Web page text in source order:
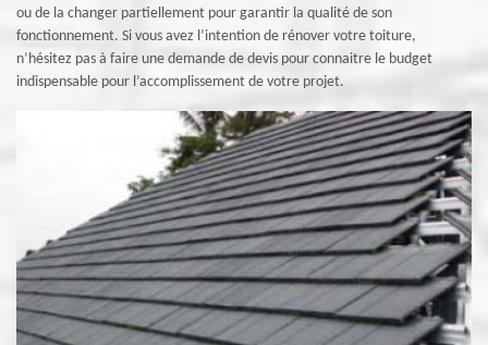
ou de la changer partiellement pour garantir la qualité de son
fonctionnement. Si vous avez l’intention de rénover votre toiture,
n’hésitez pas à faire une demande de devis pour connaitre le budget
indispensable pour l’accomplissement de votre projet.